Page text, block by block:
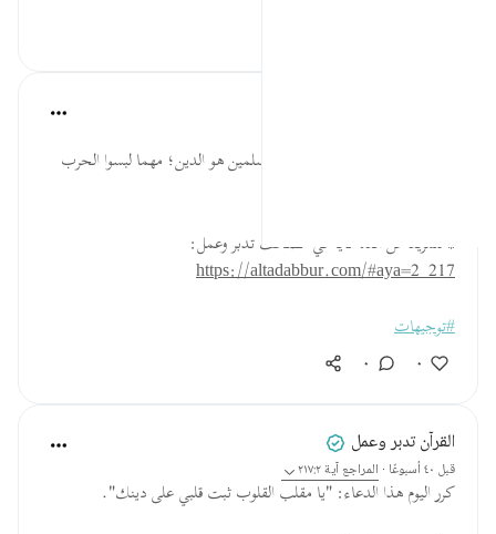
السبب الأول للحرب على بلاد المسلمين هو الدين؛ مهما لبسوا الحرب
* للمزيد عن هذه الآية في مصحف تدبر وعمل:
https://altadabbur.com/#aya=2_217
#توجيهات
٠
٠
القرآن تدبر وعمل
قبل ٤٠ أسبوعًا · المراجعآية ٢١٧:٢
كرر اليوم هذا الدعاء: "يا مقلب القلوب ثبت قلبي على دينك".